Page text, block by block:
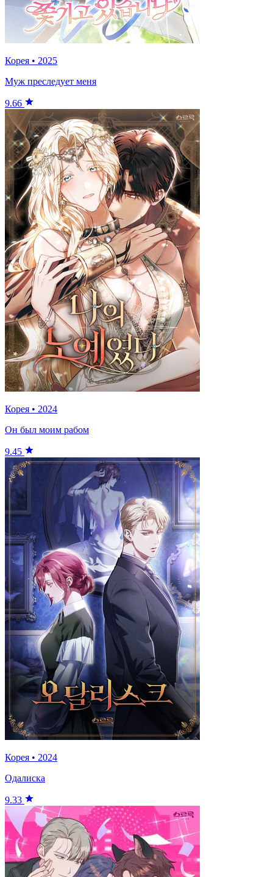
Корея • 2025
Муж преследует меня
9.66
Корея • 2024
Он был моим рабом
9.45
Корея • 2024
Одалиска
9.33